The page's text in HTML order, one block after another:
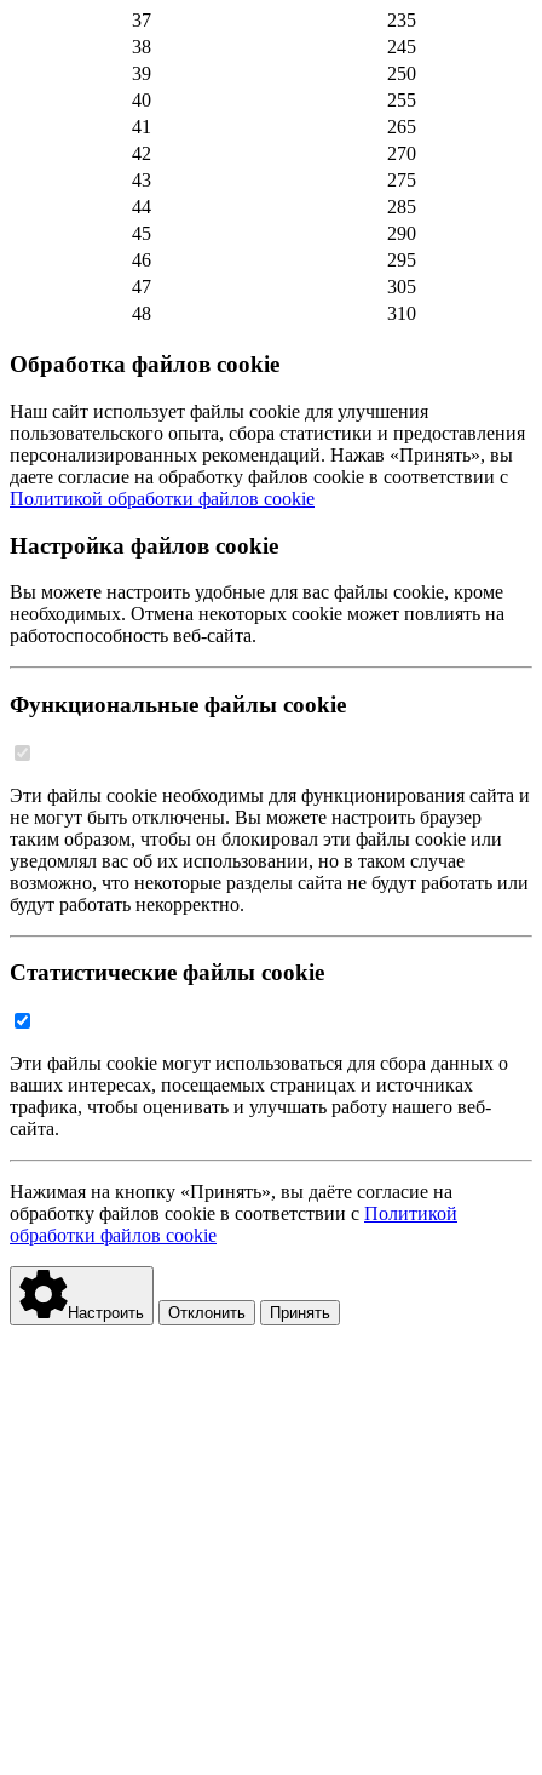
37
235
38
245
39
250
40
255
41
265
42
270
43
275
44
285
45
290
46
295
47
305
48
310
Обработка файлов cookie
Наш сайт использует файлы cookie для улучшения
пользовательского опыта, сбора статистики и предоставления
персонализированных рекомендаций. Нажав «Принять», вы
даете согласие на обработку файлов cookie в соответствии с
Политикой обработки файлов cookie
Настройка файлов cookie
Вы можете настроить удобные для вас файлы cookie, кроме
необходимых. Отмена некоторых cookie может повлиять на
работоспособность веб-сайта.
Функциональные файлы cookie
Эти файлы cookie необходимы для функционирования сайта и
не могут быть отключены. Вы можете настроить браузер
таким образом, чтобы он блокировал эти файлы cookie или
уведомлял вас об их использовании, но в таком случае
возможно, что некоторые разделы сайта не будут работать или
будут работать некорректно.
Статистические файлы cookie
Эти файлы cookie могут использоваться для сбора данных о
ваших интересах, посещаемых страницах и источниках
трафика, чтобы оценивать и улучшать работу нашего веб-
сайта.
Нажимая на кнопку «Принять», вы даёте согласие на
обработку файлов cookie в соответствии с Политикой
обработки файлов cookie
Настроить Отклонить Принять